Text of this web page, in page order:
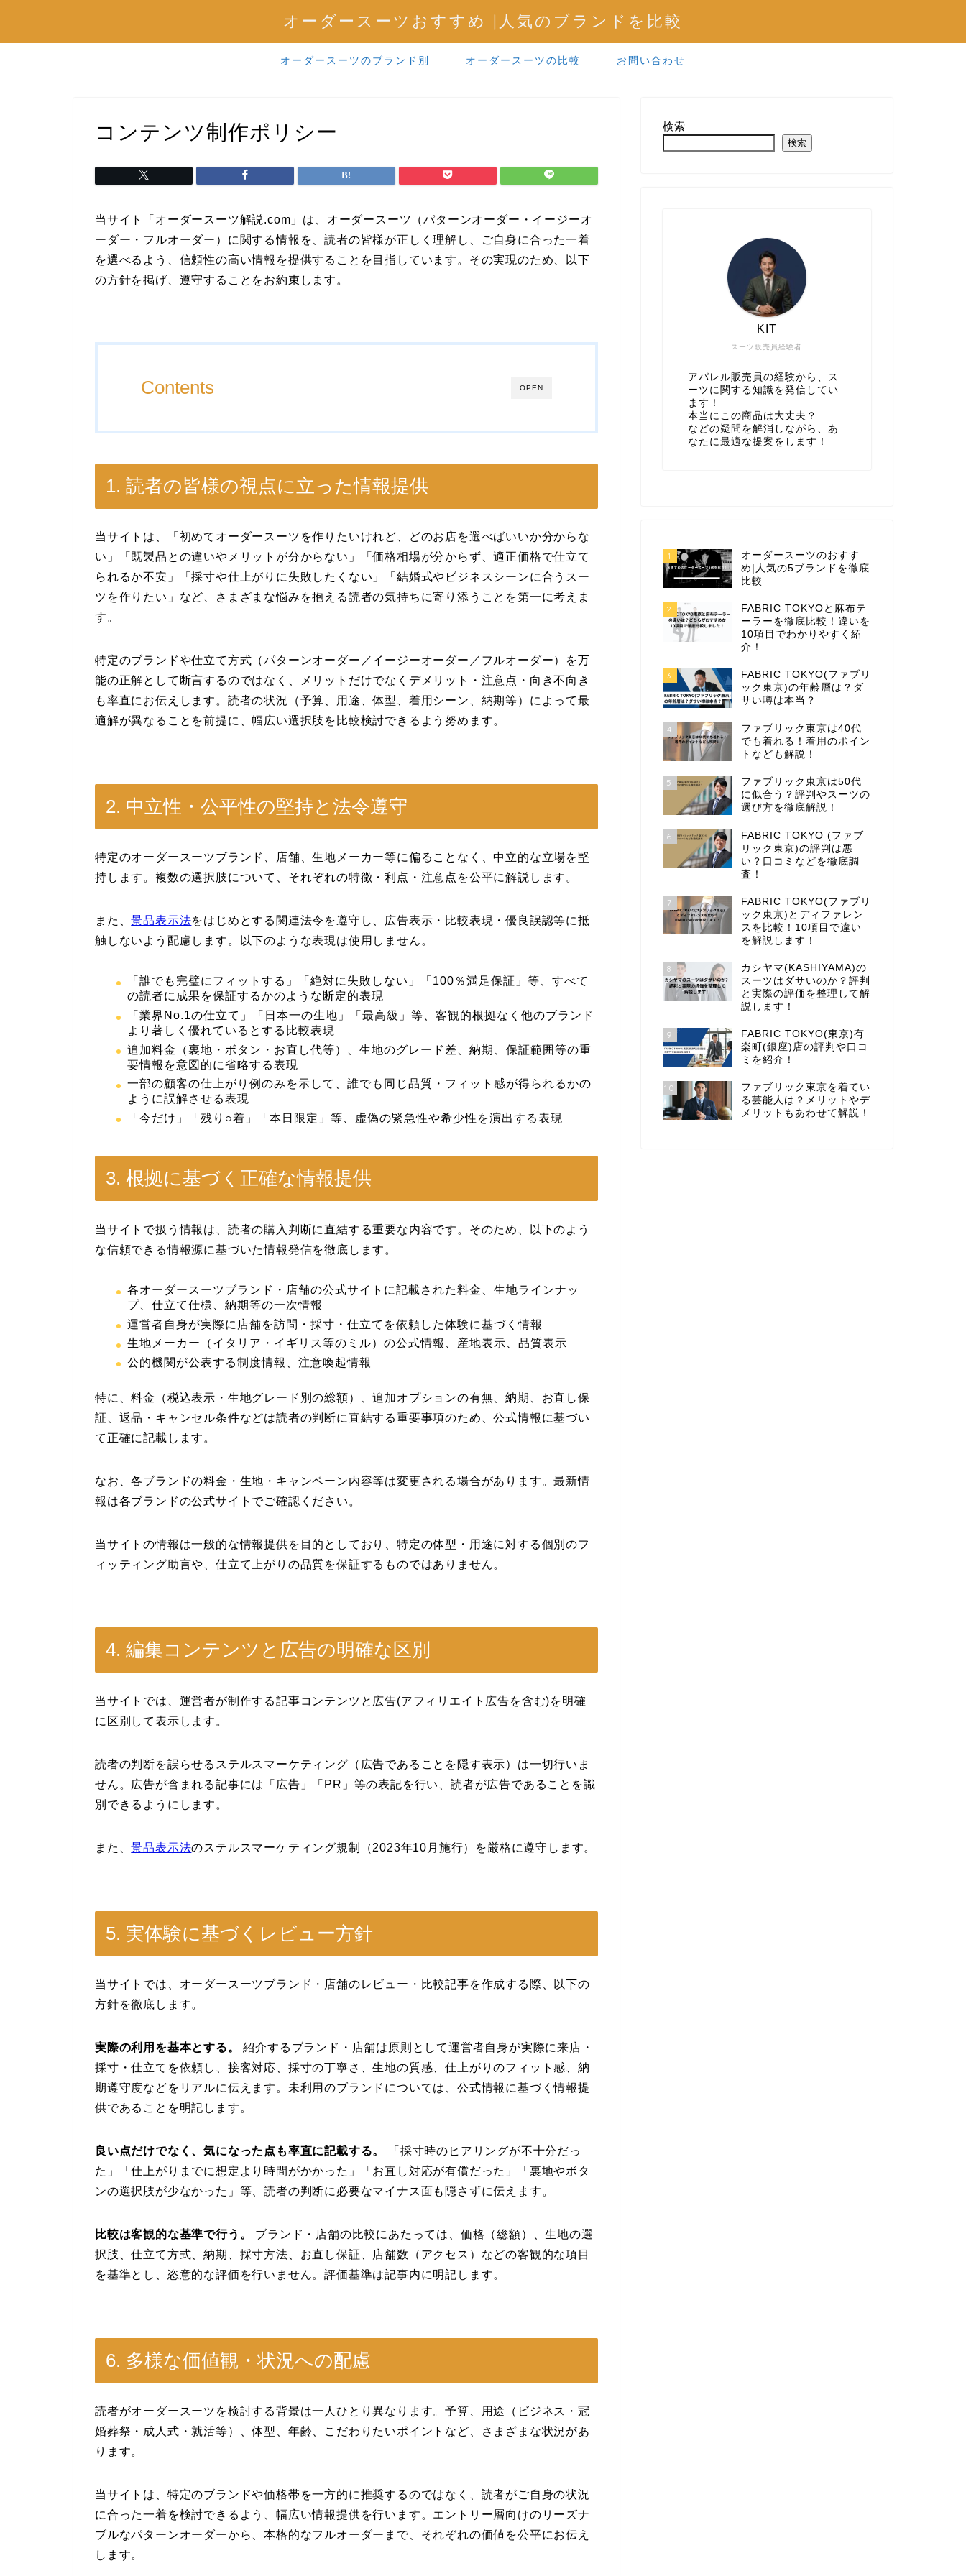
オーダースーツおすすめ |人気のブランドを比較
オーダースーツのブランド別 オーダースーツの比較 お問い合わせ
コンテンツ制作ポリシー
当サイト「オーダースーツ解説.com」は、オーダースーツ（パターンオーダー・イージーオ
ーダー・フルオーダー）に関する情報を、読者の皆様が正しく理解し、ご自身に合った一着
を選べるよう、信頼性の高い情報を提供することを目指しています。その実現のため、以下
の方針を掲げ、遵守することをお約束します。
OPEN
Contents
1. 読者の皆様の視点に立った情報提供
当サイトは、「初めてオーダースーツを作りたいけれど、どのお店を選べばいいか分からな
い」「既製品との違いやメリットが分からない」「価格相場が分からず、適正価格で仕立て
られるか不安」「採寸や仕上がりに失敗したくない」「結婚式やビジネスシーンに合うスー
ツを作りたい」など、さまざまな悩みを抱える読者の気持ちに寄り添うことを第一に考えま
す。
特定のブランドや仕立て方式（パターンオーダー／イージーオーダー／フルオーダー）を万
能の正解として断言するのではなく、メリットだけでなくデメリット・注意点・向き不向き
も率直にお伝えします。読者の状況（予算、用途、体型、着用シーン、納期等）によって最
適解が異なることを前提に、幅広い選択肢を比較検討できるよう努めます。
2. 中立性・公平性の堅持と法令遵守
特定のオーダースーツブランド、店舗、生地メーカー等に偏ることなく、中立的な立場を堅
持します。複数の選択肢について、それぞれの特徴・利点・注意点を公平に解説します。
また、景品表示法をはじめとする関連法令を遵守し、広告表示・比較表現・優良誤認等に抵
触しないよう配慮します。以下のような表現は使用しません。
「誰でも完璧にフィットする」「絶対に失敗しない」「100％満足保証」等、すべて
の読者に成果を保証するかのような断定的表現
「業界No.1の仕立て」「日本一の生地」「最高級」等、客観的根拠なく他のブランド
より著しく優れているとする比較表現
追加料金（裏地・ボタン・お直し代等）、生地のグレード差、納期、保証範囲等の重
要情報を意図的に省略する表現
一部の顧客の仕上がり例のみを示して、誰でも同じ品質・フィット感が得られるかの
ように誤解させる表現
「今だけ」「残り○着」「本日限定」等、虚偽の緊急性や希少性を演出する表現
3. 根拠に基づく正確な情報提供
当サイトで扱う情報は、読者の購入判断に直結する重要な内容です。そのため、以下のよう
な信頼できる情報源に基づいた情報発信を徹底します。
各オーダースーツブランド・店舗の公式サイトに記載された料金、生地ラインナッ
プ、仕立て仕様、納期等の一次情報
運営者自身が実際に店舗を訪問・採寸・仕立てを依頼した体験に基づく情報
生地メーカー（イタリア・イギリス等のミル）の公式情報、産地表示、品質表示
公的機関が公表する制度情報、注意喚起情報
特に、料金（税込表示・生地グレード別の総額）、追加オプションの有無、納期、お直し保
証、返品・キャンセル条件などは読者の判断に直結する重要事項のため、公式情報に基づい
て正確に記載します。
なお、各ブランドの料金・生地・キャンペーン内容等は変更される場合があります。最新情
報は各ブランドの公式サイトでご確認ください。
当サイトの情報は一般的な情報提供を目的としており、特定の体型・用途に対する個別のフ
ィッティング助言や、仕立て上がりの品質を保証するものではありません。
4. 編集コンテンツと広告の明確な区別
当サイトでは、運営者が制作する記事コンテンツと広告(アフィリエイト広告を含む)を明確
に区別して表示します。
読者の判断を誤らせるステルスマーケティング（広告であることを隠す表示）は一切行いま
せん。広告が含まれる記事には「広告」「PR」等の表記を行い、読者が広告であることを識
別できるようにします。
また、景品表示法のステルスマーケティング規制（2023年10月施行）を厳格に遵守します。
5. 実体験に基づくレビュー方針
当サイトでは、オーダースーツブランド・店舗のレビュー・比較記事を作成する際、以下の
方針を徹底します。
実際の利用を基本とする。
紹介するブランド・店舗は原則として運営者自身が実際に来店・
採寸・仕立てを依頼し、接客対応、採寸の丁寧さ、生地の質感、仕上がりのフィット感、納
期遵守度などをリアルに伝えます。未利用のブランドについては、公式情報に基づく情報提
供であることを明記します。
良い点だけでなく、気になった点も率直に記載する。
「採寸時のヒアリングが不十分だっ
た」「仕上がりまでに想定より時間がかかった」「お直し対応が有償だった」「裏地やボタ
ンの選択肢が少なかった」等、読者の判断に必要なマイナス面も隠さずに伝えます。
比較は客観的な基準で行う。
ブランド・店舗の比較にあたっては、価格（総額）、生地の選
択肢、仕立て方式、納期、採寸方法、お直し保証、店舗数（アクセス）などの客観的な項目
を基準とし、恣意的な評価を行いません。評価基準は記事内に明記します。
6. 多様な価値観・状況への配慮
読者がオーダースーツを検討する背景は一人ひとり異なります。予算、用途（ビジネス・冠
婚葬祭・成人式・就活等）、体型、年齢、こだわりたいポイントなど、さまざまな状況があ
ります。
当サイトは、特定のブランドや価格帯を一方的に推奨するのではなく、読者がご自身の状況
に合った一着を検討できるよう、幅広い情報提供を行います。エントリー層向けのリーズナ
ブルなパターンオーダーから、本格的なフルオーダーまで、それぞれの価値を公平にお伝え
します。
検索
検索
スーツ販売員経験者
KIT
アパレル販売員の経験から、ス
ーツに関する知識を発信してい
ます！
本当にこの商品は大丈夫？
などの疑問を解消しながら、あ
なたに最適な提案をします！
1
オーダースーツのおすす
め|人気の5ブランドを徹底
比較
2
FABRIC TOKYOと麻布テ
ーラーを徹底比較！違いを
10項目でわかりやすく紹
介！
3
FABRIC TOKYO(ファブリ
ック東京)の年齢層は？ダ
サい噂は本当？
4
ファブリック東京は40代
でも着れる！着用のポイン
トなども解説！
5
ファブリック東京は50代
に似合う？評判やスーツの
選び方を徹底解説！
6
FABRIC TOKYO (ファブ
リック東京)の評判は悪
い？口コミなどを徹底調
査！
7
FABRIC TOKYO(ファブリ
ック東京)とディファレン
スを比較！10項目で違い
を解説します！
8
カシヤマ(KASHIYAMA)の
スーツはダサいのか？評判
と実際の評価を整理して解
説します！
9
FABRIC TOKYO(東京)有
楽町(銀座)店の評判や口コ
ミを紹介！
10
ファブリック東京を着てい
る芸能人は？メリットやデ
メリットもあわせて解説！